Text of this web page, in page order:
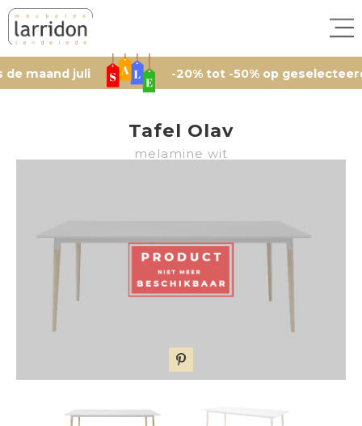
juli -20% tot -50% op geselecteerde
Tafel Olav
melamine wit